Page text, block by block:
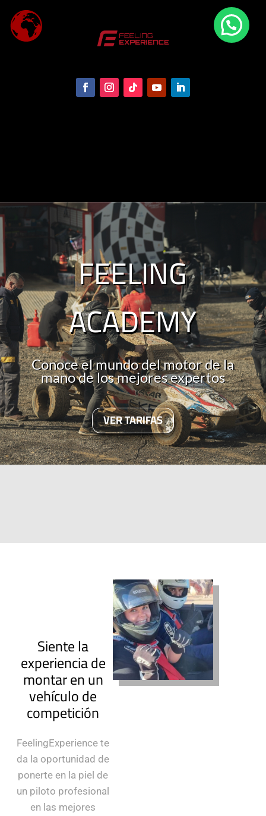
FEELING
ACADEMY
Conoce el mundo del motor de la
mano de los mejores expertos
VER TARIFAS
Siente la
experiencia de
montar en un
vehículo de
competición
FeelingExperience te
da la oportunidad de
ponerte en la piel de
un piloto profesional
en las mejores